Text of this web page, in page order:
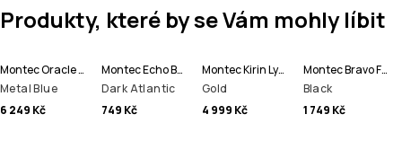
Produkty, které by se Vám mohly líbit
Montec Oracle Lyžařská Bunda Pánské
Metal Blue
6 249 Kč
Montec Echo Beanie čepice
Dark Atlantic
749 Kč
Montec Kirin Lyžařské Kalhoty Pánské
Gold
4 999 Kč
Montec Bravo Fleecová Mikina Pánské
Black
1 749 Kč